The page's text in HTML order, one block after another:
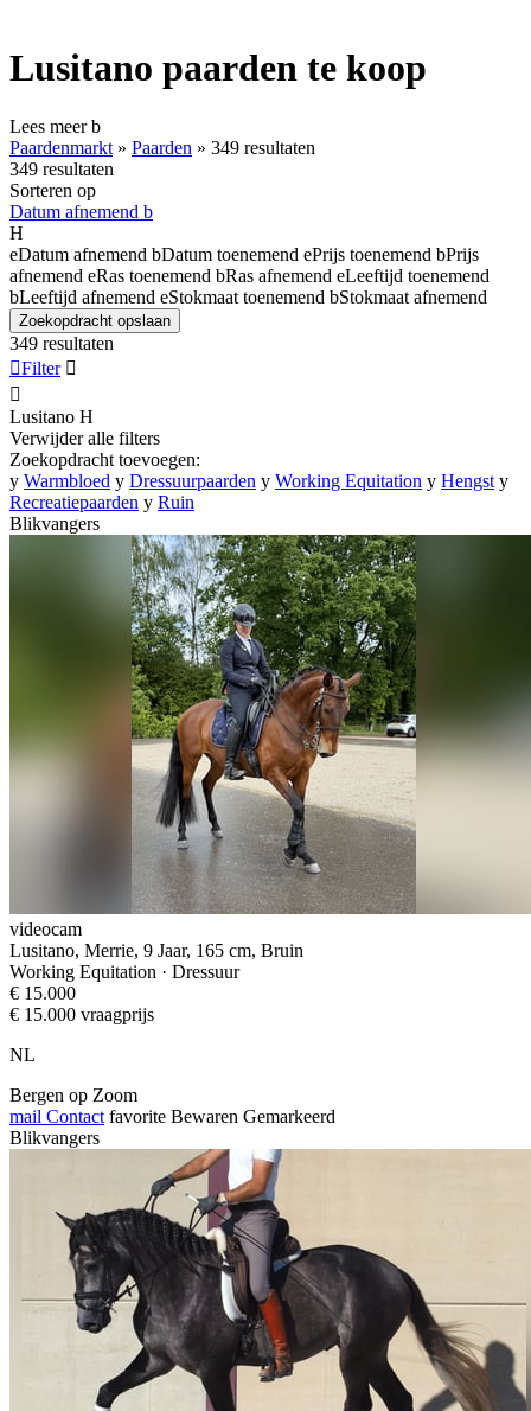
Lusitano paarden te koop
Lees meerb
Paardenmarkt » Paarden » 349 resultaten
349 resultaten
Sorteren op
Datum afnemend b
H
eDatum afnemend bDatum toenemend ePrijs toenemend bPrijs
afnemend eRas toenemend bRas afnemend eLeeftijd toenemend
bLeeftijd afnemend eStokmaat toenemend bStokmaat afnemend
Zoekopdracht opslaan
349 resultaten
Filter 

Lusitano H
Verwijder alle filters
Zoekopdracht toevoegen:
y Warmbloed y Dressuurpaarden y Working Equitation y Hengst y
Recreatiepaarden y Ruin
Blikvangers
videocam
Lusitano, Merrie, 9 Jaar, 165 cm, Bruin
Working Equitation · Dressuur
€ 15.000
€ 15.000 vraagprijs
NL
Bergen op Zoom
mail Contact favorite Bewaren Gemarkeerd
Blikvangers